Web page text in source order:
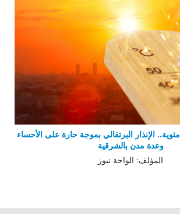
الحرارة تصل لـ 50 مئوية.. الإنذار البرتقالي بموجة حارة على الأحساء
وعدة مدن بالشرقية
المؤلف: الواحة نيوز